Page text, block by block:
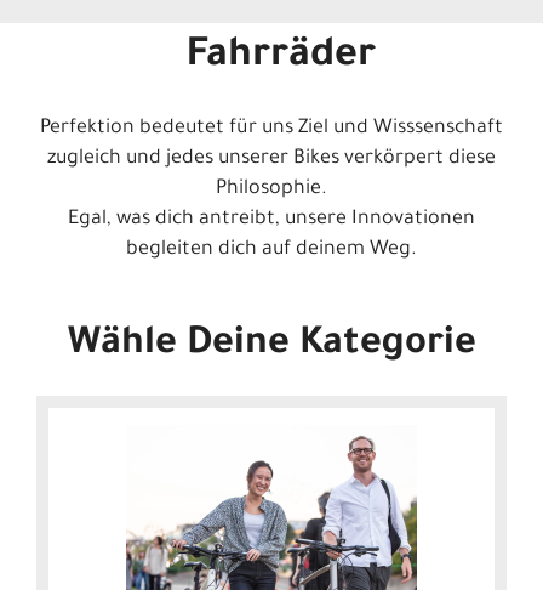
Fahrräder
Perfektion bedeutet für uns Ziel und Wisssenschaft
zugleich und jedes unserer Bikes verkörpert diese
Philosophie.
Egal, was dich antreibt, unsere Innovationen
begleiten dich auf deinem Weg.
Wähle Deine Kategorie